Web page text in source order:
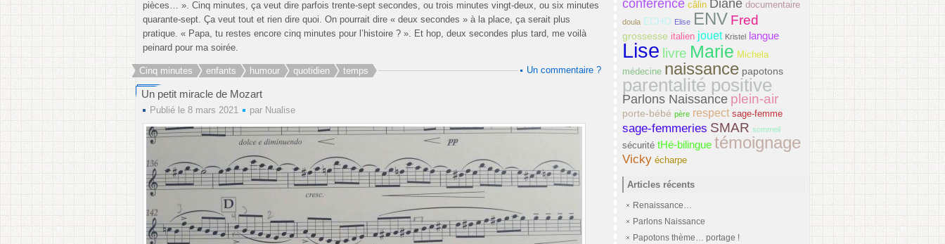
pièces… ». Cinq minutes, ça veut dire parfois trente-sept secondes, ou trois minutes vingt-deux, ou six minutes
quarante-sept. Ça veut tout et rien dire quoi. On pourrait dire « deux secondes » à la place, ça serait plus
pratique. « Papa, tu restes encore cinq minutes pour l’histoire ? ». Et hop, deux secondes plus tard, me voilà
peinard pour ma soirée.
Cinq minutes enfants humour quotidien temps Un commentaire ?
Un petit miracle de Mozart
Publié le 8 mars 2021 par Nualise
conférence câlin Diane documentaire
doula ECHO Elise ENV Fred
grossesse italien jouet Kristel langue
Lise livre Marie Michela
médecine naissance papotons
parentalité positive
Parlons Naissance plein-air
porte-bébé père respect sage-femme
sage-femmeries SMAR sommeil
sécurité tHé-bilingue témoignage
Vicky écharpe
Articles récents
Renaissance…
Parlons Naissance
Papotons thème… portage !